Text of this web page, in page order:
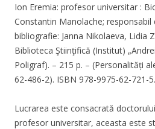
Ion Eremia: profesor universitar :
Constantin Manolache; responsabil
bibliografie: Janna Nikolaeva, Lidia
Biblioteca Ştiinţifică (Institut)
Poligraf). – 215 p. – (Personalități
62-486-2). ISBN 978-9975-62-721-5.
Lucrarea este consacrată
profesor universitar, aceasta este